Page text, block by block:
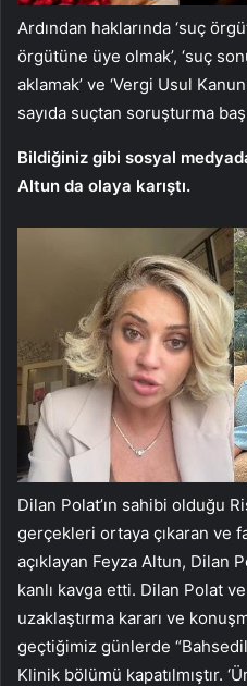
Ardından haklarında ‘suç
örgütüne üye olmak’, ‘suç
aklamak’ ve ‘Vergi Usul
sayıda suçtan soruşturma
Bildiğiniz gibi sosyal
Altun da olaya karıştı.
Dilan Polat’ın sahibi olduğu
gerçekleri ortaya çıkaran ve
açıklayan Feyza Altun, Dilan
kanlı kavga etti. Dilan Polat
uzaklaştırma kararı ve
geçtiğimiz günlerde
Klinik bölümü kapatılmıştır.